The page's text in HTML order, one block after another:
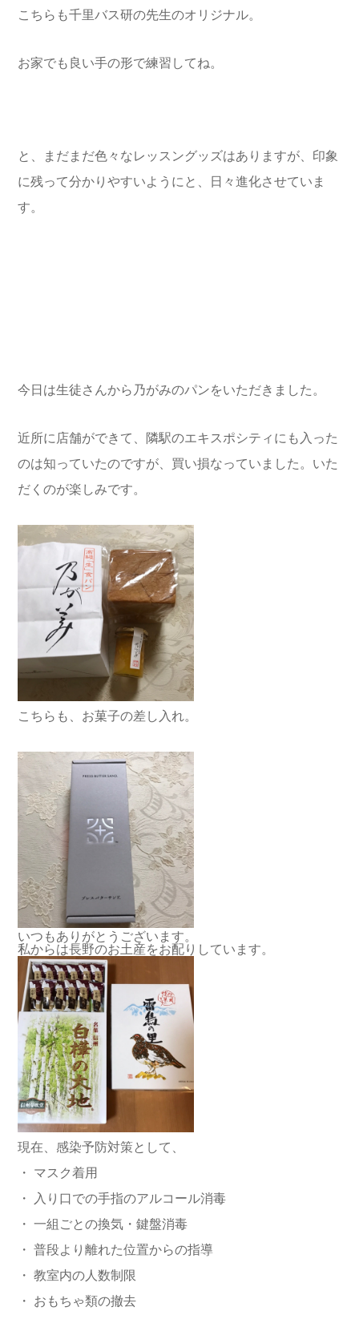
こちらも千里バス研の先生のオリジナル。
お家でも良い手の形で練習してね。
と、まだまだ色々なレッスングッズはありますが、印象
に残って分かりやすいようにと、日々進化させていま
す。
今日は生徒さんから乃がみのパンをいただきました。
近所に店舗ができて、隣駅のエキスポシティにも入った
のは知っていたのですが、買い損なっていました。いた
だくのが楽しみです。
こちらも、お菓子の差し入れ。
いつもありがとうございます。
私からは長野のお土産をお配りしています。
現在、感染予防対策として、
・ マスク着用
・ 入り口での手指のアルコール消毒
・ 一組ごとの換気・鍵盤消毒
・ 普段より離れた位置からの指導
・ 教室内の人数制限
・ おもちゃ類の撤去